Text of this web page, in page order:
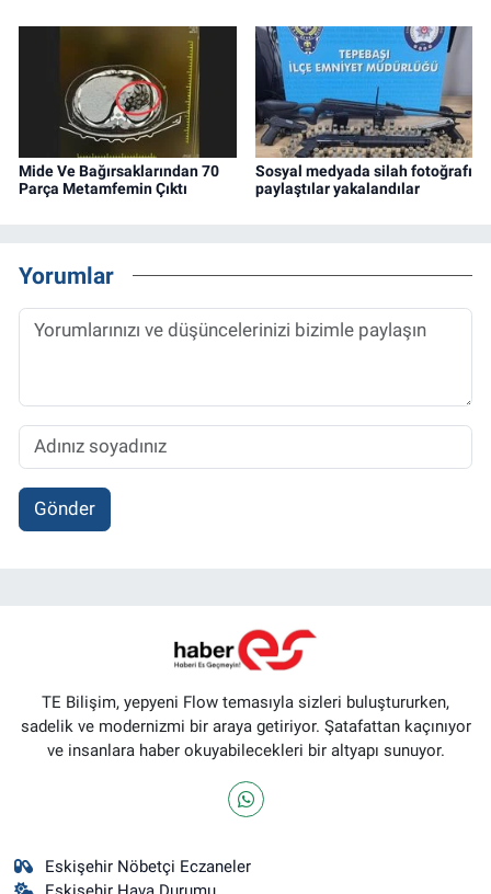
Mide Ve Bağırsaklarından 70
Parça Metamfemin Çıktı
Sosyal medyada silah fotoğrafı
paylaştılar yakalandılar
Yorumlar
Gönder
TE Bilişim, yepyeni Flow temasıyla sizleri buluştururken,
sadelik ve modernizmi bir araya getiriyor. Şatafattan kaçınıyor
ve insanlara haber okuyabilecekleri bir altyapı sunuyor.
Eskişehir Nöbetçi Eczaneler